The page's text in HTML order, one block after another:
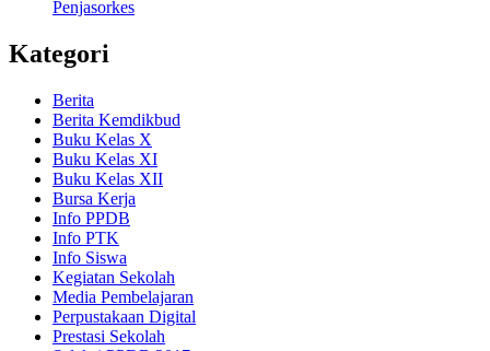
Penjasorkes
Kategori
Berita
Berita Kemdikbud
Buku Kelas X
Buku Kelas XI
Buku Kelas XII
Bursa Kerja
Info PPDB
Info PTK
Info Siswa
Kegiatan Sekolah
Media Pembelajaran
Perpustakaan Digital
Prestasi Sekolah